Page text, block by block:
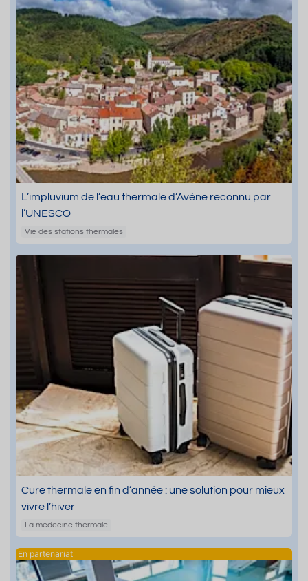
L’impluvium de l’eau thermale d’Avène reconnu par
l’UNESCO
Vie des stations thermales
Cure thermale en fin d’année : une solution pour mieux
vivre l’hiver
La médecine thermale